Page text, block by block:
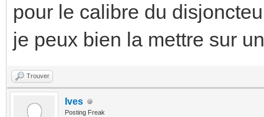
pour le calibre du
je peux bien la mettre sur
Trouver
Ives
Posting Freak